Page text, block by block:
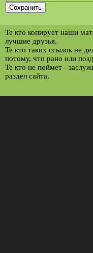
Те кто копирует наши
лучшие друзья.
Те кто таких ссылок не
потому, что рано или
Те кто не поймет -
раздел сайта.